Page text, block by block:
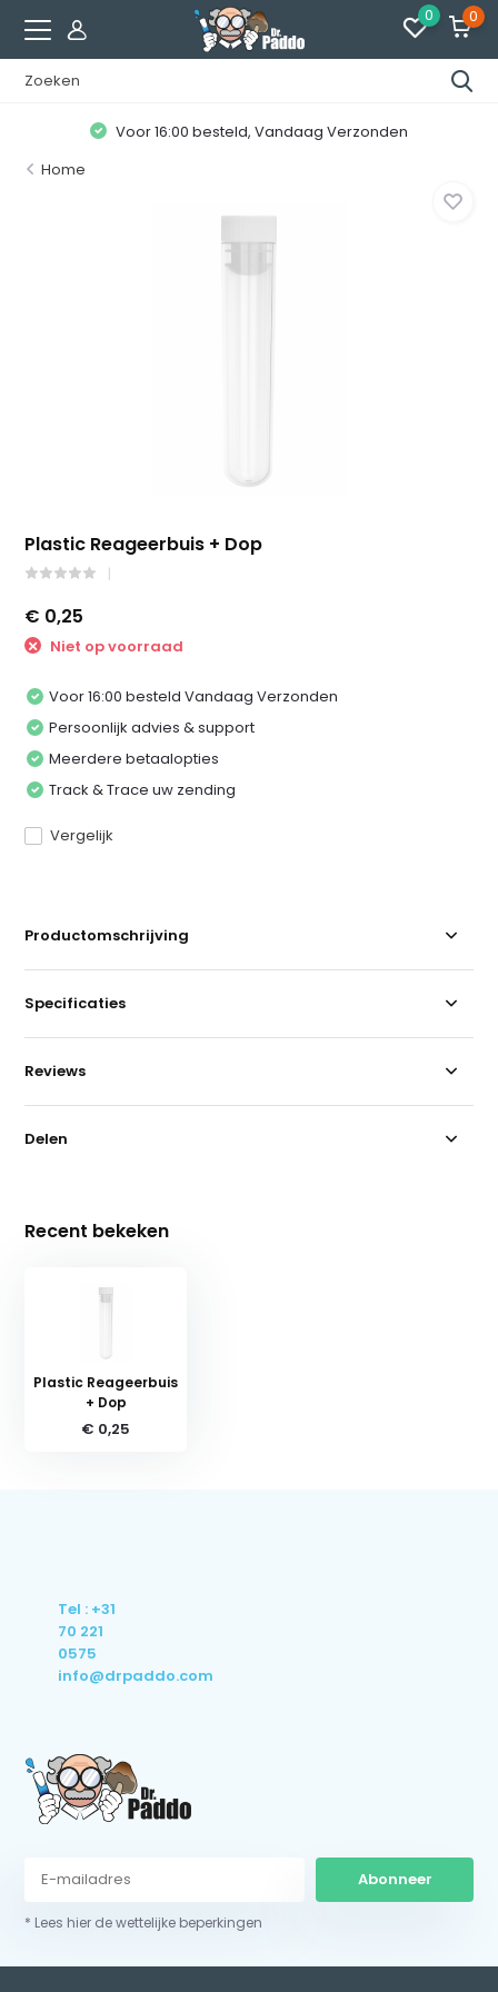
0 0
Voor 16:00 besteld, Vandaag Verzonden
Home
Plastic Reageerbuis + Dop
€ 0,25
Niet op voorraad
Voor 16:00 besteld Vandaag Verzonden
Persoonlijk advies & support
Meerdere betaalopties
Track & Trace uw zending
Vergelijk
Productomschrijving
Specificaties
Reviews
Delen
Recent bekeken
Plastic Reageerbuis
+ Dop
€ 0,25
Tel : +31
70 221
0575
info@drpaddo.com
Abonneer
* Lees hier de wettelijke beperkingen